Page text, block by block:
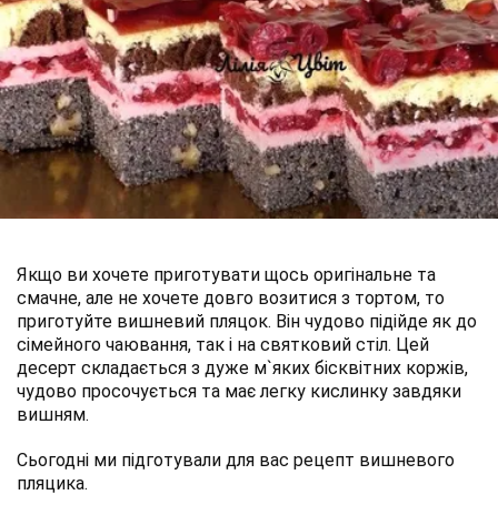
Якщо ви хочете приготувати щось оригінальне та
смачне, але не хочете довго возитися з тортом, то
приготуйте вишневий пляцок. Він чудово підійде як до
сімейного чаювання, так і на святковий стіл. Цей
десерт складається з дуже м`яких бісквітних коржів,
чудово просочується та має легку кислинку завдяки
вишням.
Сьогодні ми підготували для вас рецепт вишневого
пляцика.